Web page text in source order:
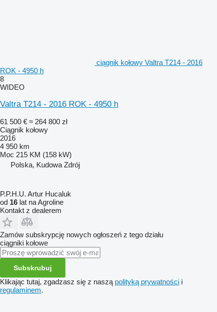
ciągnik kołowy Valtra T214 - 2016
ROK - 4950 h
8
WIDEO
Valtra T214 - 2016 ROK - 4950 h
61 500 € ≈ 264 800 zł
Ciągnik kołowy
2016
4 950 km
Moc 215 KM (158 kW)
Polska, Kudowa Zdrój
P.P.H.U. Artur Hucaluk
od 16 lat na Agroline
Kontakt z dealerem
Zamów subskrypcję nowych ogłoszeń z tego działu
ciągniki kołowe
Subskrubuj
Klikając tutaj, zgadzasz się z naszą polityką prywatności i
regulaminem.